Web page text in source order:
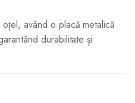
având o placă metalică
durabilitate și